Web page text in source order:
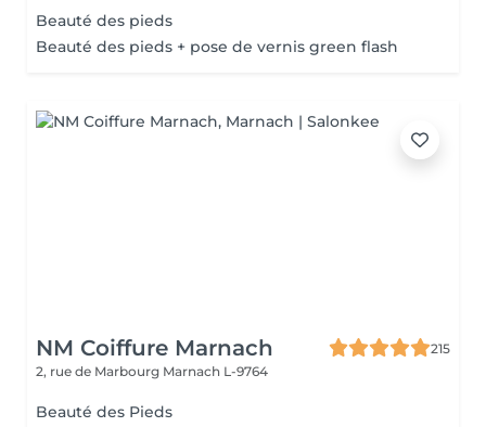
Beauté des pieds
Beauté des pieds + pose de vernis green flash
NM Coiffure Marnach
215
2, rue de Marbourg Marnach L-9764
Beauté des Pieds